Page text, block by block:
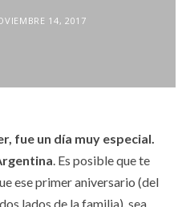
14, 2017
fue un día muy especial.
. Es posible que te
ese primer aniversario (del
lados de la familia), sea